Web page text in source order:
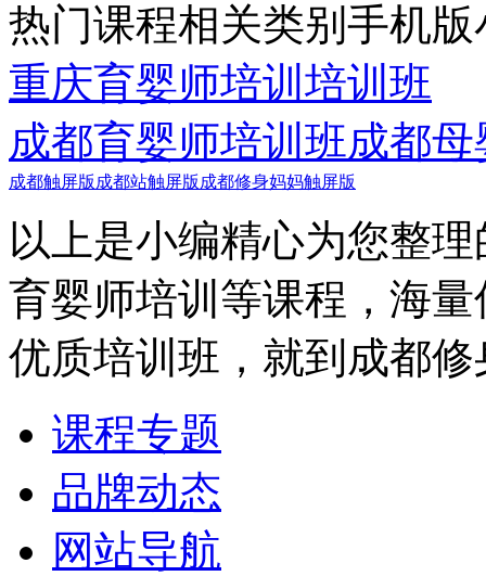
热门课程相关类别 手机版
重庆育婴师培训培训班
成都育婴师培训班成都
成都触屏版 成都站触屏版 成都修身妈妈触屏版
以上是小编精心为您整
育婴师培训等课程，海
优质培训班，就到成都
课程专题
品牌动态
网站导航